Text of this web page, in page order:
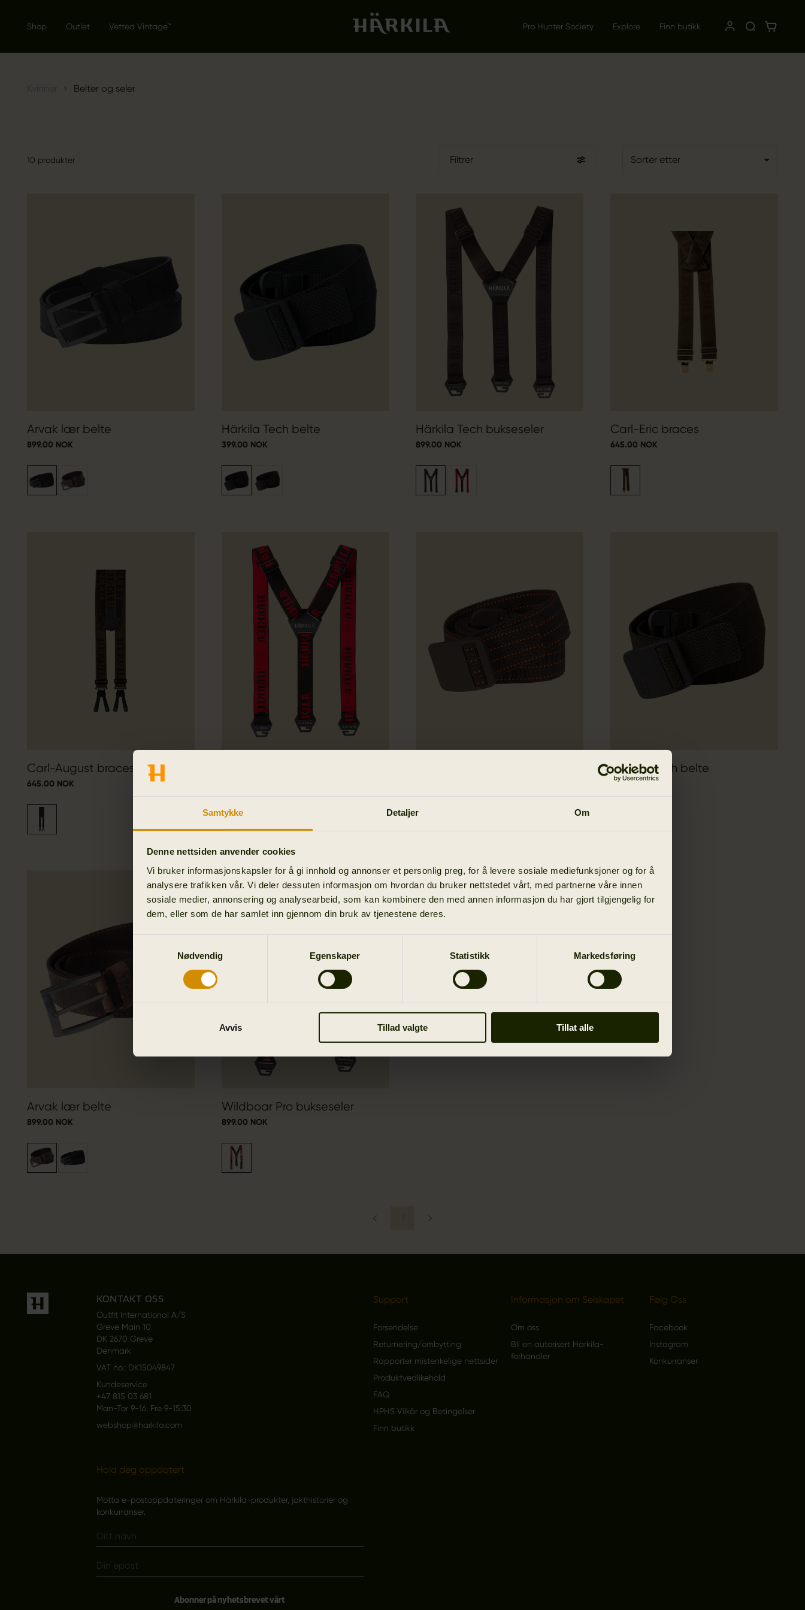
Samtykke Detaljer Om
Denne nettsiden anvender cookies
Vi bruker informasjonskapsler for å gi innhold og annonser et personlig preg, for å levere sosiale mediefunksjoner og for å
analysere trafikken vår. Vi deler dessuten informasjon om hvordan du bruker nettstedet vårt, med partnerne våre innen
sosiale medier, annonsering og analysearbeid, som kan kombinere den med annen informasjon du har gjort tilgjengelig for
dem, eller som de har samlet inn gjennom din bruk av tjenestene deres.
Nødvendig
Egenskaper Statistikk Markedsføring
Avvis Tillad valgte Tillat alle
Shop Outlet Vetted Vintage™ Pro Hunter Society Explore Finn butikk
› Belter og seler
10 produkter Filtrer Sorter etter
Arvak lær belte
899.00 NOK
Härkila Tech belte
399.00 NOK
Härkila Tech bukseseler
899.00 NOK
Carl-Eric braces
645.00 NOK
Carl-August braces
645.00 NOK
Härkila Tech belte
399.00 NOK
Arvak lær belte
899.00 NOK
Wildboar Pro bukseseler
899.00 NOK
KONTAKT OSS
Outfit International A/S
Greve Main 10
DK 2670 Greve
Denmark
VAT no.: DK15049847
Kundeservice
+47 815 03 681
Man-Tor 9-16, Fre 9-15:30
webshop@harkila.com
Support
Forsendelse
Returnering/ombytting
Rapporter mistenkelige nettsider
Produktvedlikehold
FAQ
HPHS Vilkår og Betingelser
Finn butikk
Informasjon om Selskapet
Om oss
Bli en autorisert Härkila-
forhandler
Følg Oss
Facebook
Instagram
Konkurranser
Hold deg oppdatert
Motta e-postoppdateringer om Härkila-produkter, jakthistorier og
konkurranser.
Abonner på nyhetsbrevet vårt